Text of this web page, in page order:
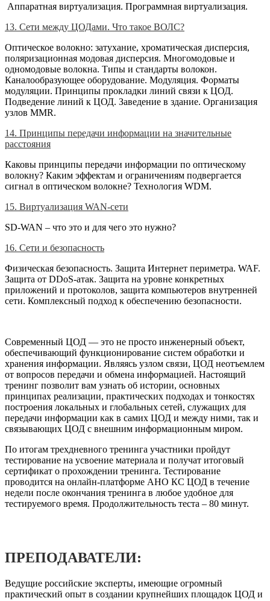
Аппаратная виртуализация. Программная виртуализация.
13. Сети между ЦОДами. Что такое ВОЛС?
Оптическое волокно: затухание, хроматическая дисперсия,
поляризационная модовая дисперсия. Многомодовые и
одномодовые волокна. Типы и стандарты волокон.
Каналообразующее оборудование. Модуляция. Форматы
модуляции. Принципы прокладки линий связи к ЦОД.
Подведение линий к ЦОД. Заведение в здание. Организация
узлов MMR.
14. Принципы передачи информации на значительные
расстояния
Каковы принципы передачи информации по оптическому
волокну? Каким эффектам и ограничениям подвергается
сигнал в оптическом волокне? Технология WDM.
15. Виртуализация WAN-сети
SD-WAN – что это и для чего это нужно?
16. Сети и безопасность
Физическая безопасность. Защита Интернет периметра. WAF.
Защита от DDoS-атак. Защита на уровне конкретных
приложений и протоколов, защита компьютеров внутренней
сети. Комплексный подход к обеспечению безопасности.
Современный ЦОД — это не просто инженерный объект,
обеспечивающий функционирование систем обработки и
хранения информации. Являясь узлом связи, ЦОД неотъемлем
от вопросов передачи и обмена информацией. Настоящий
тренинг позволит вам узнать об истории, основных
принципах реализации, практических подходах и тонкостях
построения локальных и глобальных сетей, служащих для
передачи информации как в самих ЦОД и между ними, так и
связывающих ЦОД с внешним информационным миром.
По итогам трехдневного тренинга участники пройдут
тестирование на усвоение материала и получат итоговый
сертификат о прохождении тренинга. Тестирование
проводится на онлайн-платформе АНО КС ЦОД в течение
недели после окончания тренинга в любое удобное для
тестируемого время. Продолжительность теста – 80 минут.
ПРЕПОДАВАТЕЛИ:
Ведущие российские эксперты, имеющие огромный
практический опыт в создании крупнейших площадок ЦОД и